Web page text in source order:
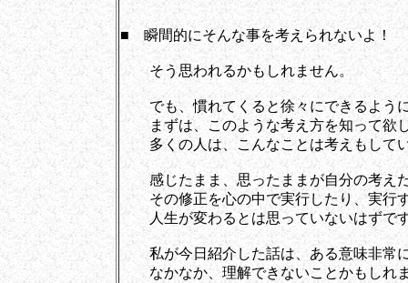
■ 瞬間的にそんな事を考えられないよ！
そう思われるかもしれません。
でも、慣れてくると徐々にできるよう
まずは、このような考え方を知って欲
多くの人は、こんなことは考えもして
感じたまま、思ったままが自分の考え
その修正を心の中で実行したり、実行
人生が変わるとは思っていないはずで
私が今日紹介した話は、ある意味非常
なかなか、理解できないことかもしれ